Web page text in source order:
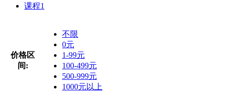
课程1
价格区
间:
不限
0元
1-99元
100-499元
500-999元
1000元以上